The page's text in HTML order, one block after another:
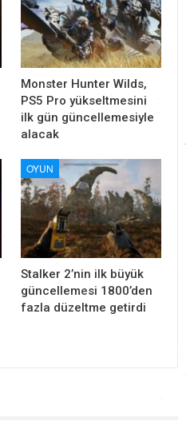
Monster Hunter Wilds,
PS5 Pro yükseltmesini
ilk gün güncellemesiyle
alacak
OYUN
Stalker 2’nin ilk büyük
güncellemesi 1800’den
fazla düzeltme getirdi